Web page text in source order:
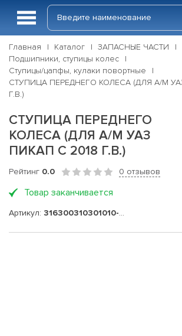
Главная Каталог
ЗАПАСНЫЕ ЧАСТИ
Подшипники, ступицы колес
Ступицы/цапфы, кулаки повортные
СТУПИЦА ПЕРЕДНЕГО КОЛЕСА (ДЛЯ А/М
Г.В.)
СТУПИЦА ПЕРЕДНЕГО
КОЛЕСА (ДЛЯ А/М УАЗ
ПИКАП С 2018 Г.В.)
Рейтинг 0.0 0 отзывов
Товар заканчивается
Артикул: 316300310301010-20